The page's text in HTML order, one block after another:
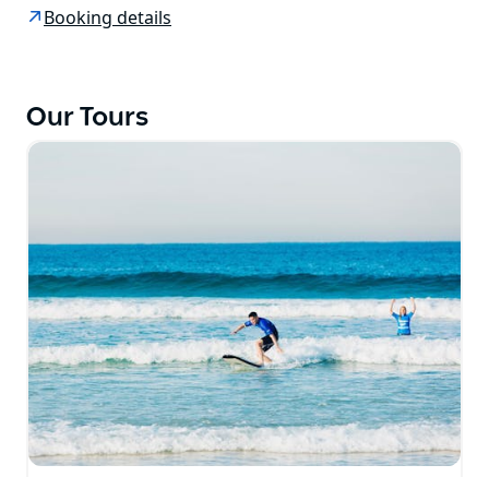
流精品店，打造專屬於你的專屬衣櫥。與你的時尚顧問攜
的時尚冒險，讓你在雪梨活力四射的街頭，感受T台上的
魅力。
Booking details
Our Tours